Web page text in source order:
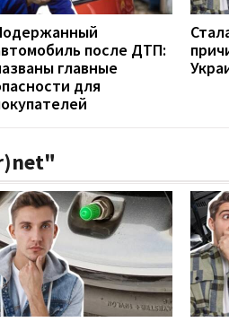
после ДТП:
главные
для